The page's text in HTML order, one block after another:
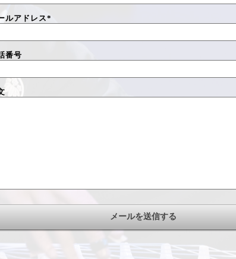
ルアドレス*
番号